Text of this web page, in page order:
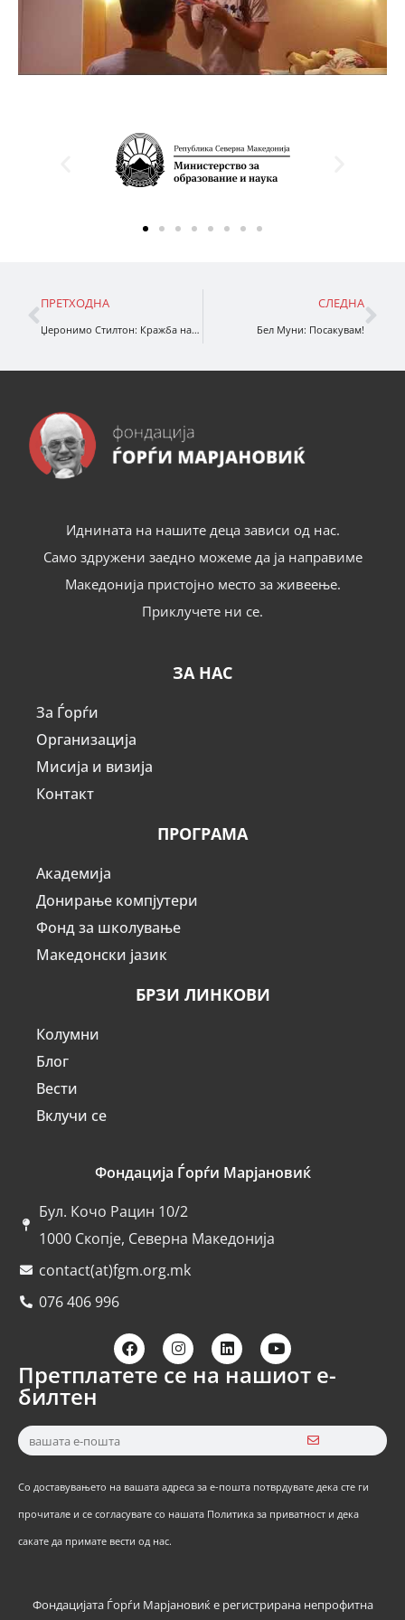
ПРЕТХОДНА
Џеронимо Стилтон: Кражба на огромниот дијамант
СЛЕДНА
Бел Муни: Посакувам!
Иднината на нашите деца зависи од нас.
Само здружени заедно можеме да ја направиме
Македонија пристојно место за живеење.
Приклучете ни се.
ЗА НАС
За Ѓорѓи
Организација
Мисија и визија
Контакт
ПРОГРАМА
Академија
Донирање компјутери
Фонд за школување
Македонски јазик
БРЗИ ЛИНКОВИ
Колумни
Блог
Вести
Вклучи се
Фондација Ѓорѓи Марјановиќ
Бул. Кочо Рацин 10/2
1000 Скопје, Северна Македонија
contact(at)fgm.org.mk
076 406 996
Претплатете се на нашиот е-
билтен
Со доставувањето на вашата адреса за е-пошта потврдувате дека сте ги
прочитале и се согласувате со нашата Политика за приватност и дека
сакате да примате вести од нас.
Фондацијата Ѓорѓи Марјановиќ е регистрирана непрофитна